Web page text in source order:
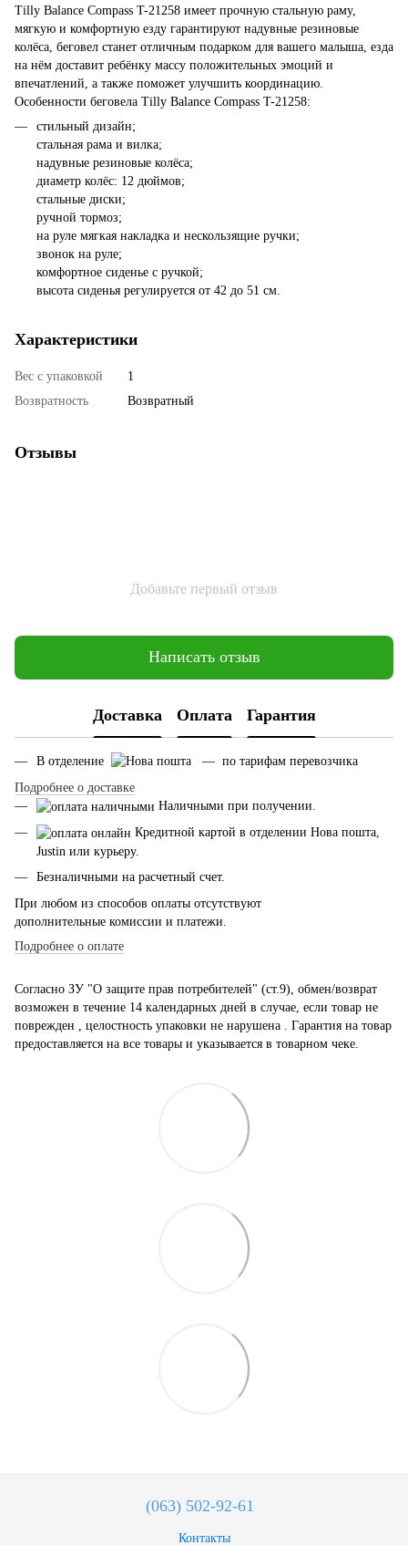
Tilly Balance Compass T-21258 имеет прочную стальную раму,
мягкую и комфортную езду гарантируют надувные резиновые
колёса, беговел станет отличным подарком для вашего малыша, езда
на нём доставит ребёнку массу положительных эмоций и
впечатлений, а также поможет улучшить координацию.
Особенности беговела Tilly Balance Compass T-21258:
стильный дизайн;
стальная рама и вилка;
надувные резиновые колёса;
диаметр колёс: 12 дюймов;
стальные диски;
ручной тормоз;
на руле мягкая накладка и нескользящие ручки;
звонок на руле;
комфортное сиденье с ручкой;
высота сиденья регулируется от 42 до 51 см.
Характеристики
Вес с упаковкой
1
Возвратность
Возвратный
Отзывы
Добавьте первый отзыв
Написать отзыв
Доставка Оплата Гарантия
В отделение
— по тарифам перевозчика
Подробнее о доставке
Наличными при получении.
Кредитной картой в отделении Нова пошта,
Justin или курьеру.
Безналичными на расчетный счет.
При любом из способов оплаты отсутствуют
дополнительные комиссии и платежи.
Подробнее о оплате
Согласно ЗУ "О защите прав потребителей" (ст.9), обмен/возврат
возможен в течение 14 календарных дней в случае, если товар не
поврежден , целостность упаковки не нарушена . Гарантия на товар
предоставляется на все товары и указывается в товарном чеке.
(063) 502-92-61
Контакты